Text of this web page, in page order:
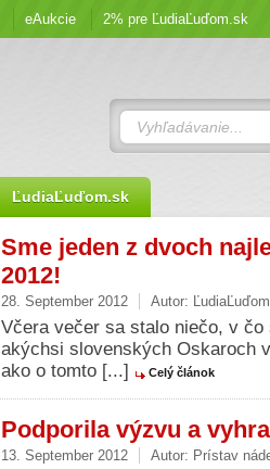
eAukcie 2% pre ĽudiaĽuďom.sk
ĽudiaĽuďom.sk
Sme jeden z dvoch
2012!
28. September 2012 Autor:
Včera večer sa stalo niečo, v
akýchsi slovenských Oskaroch
ako o tomto [...]
Celý článok
Podporila výzvu a
13. September 2012 Autor: Prístav